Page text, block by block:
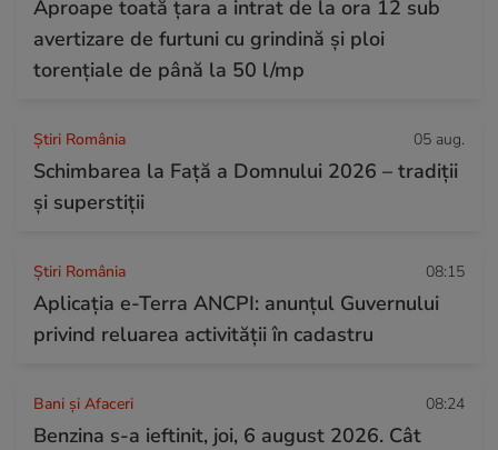
Aproape toată țara a intrat de la ora 12 sub
avertizare de furtuni cu grindină și ploi
torențiale de până la 50 l/mp
Știri România 05 aug.
Schimbarea la Față a Domnului 2026 – tradiții
și superstiții
Știri România 08:15
Aplicația e-Terra ANCPI: anunțul Guvernului
privind reluarea activității în cadastru
Bani și Afaceri 08:24
Benzina s-a ieftinit, joi, 6 august 2026. Cât